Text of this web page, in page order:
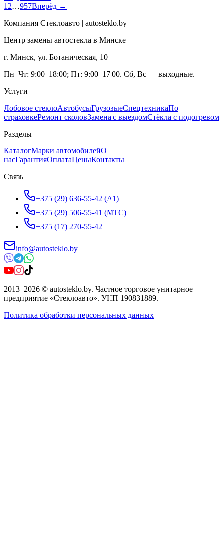
1 2…957Вперёд →
Компания Стеклоавто | autosteklo.by
Центр замены автостекла в Минске
г. Минск, ул. Ботаническая, 10
Пн–Чт: 9:00–18:00; Пт: 9:00–17:00. Сб, Вс — выходные.
Услуги
Лобовое стеклоАвтобусыГрузовыеСпецтехникаПо
страховкеРемонт сколовЗамена с выездомСтёкла с подогревом
Разделы
КаталогМарки автомобилейО
насГарантияОплатаЦеныКонтакты
Связь
+375 (29) 636-55-42 (A1)
+375 (29) 506-55-41 (МТС)
+375 (17) 270-55-42
info@autosteklo.by
2013–2026 © autosteklo.by. Частное торговое унитарное
предприятие «Стеклоавто». УНП 190831889.
Политика обработки персональных данных